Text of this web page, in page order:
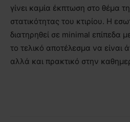
γίνει καμία έκπτωση στο θέμα
στατικότητας του κτιρίου. Η
διατηρηθεί σε minimal επίπεδα
το τελικό αποτέλεσμα να είναι
αλλά και πρακτικό στην